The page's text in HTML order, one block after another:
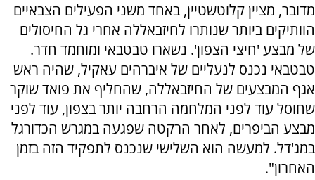
מדובר, מציין קלוטשטיין, באחד משני הפעילים הצבאיים
הוותיקים ביותר שנותרו לחיזבאללה אחרי גל החיסולים
של מבצע 'חיצי הצפון'. נשארו טבטבאי ומוחמד חדר.
טבטבאי נכנס לנעליים של איברהים עאקיל, שהיה ראש
אגף המבצעים של החיזבאללה, שהחליף את פואד שוקר
שחוסל עוד לפני המלחמה הרחבה יותר בצפון, עוד לפני
מבצע הביפרים, לאחר הרקטה שפגעה במגרש הכדורגל
במג'דל. למעשה הוא השלישי שנכנס לתפקיד הזה בזמן
האחרון".